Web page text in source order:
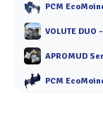
PCM
VOLUTE DUO -
APROMUD
PCM